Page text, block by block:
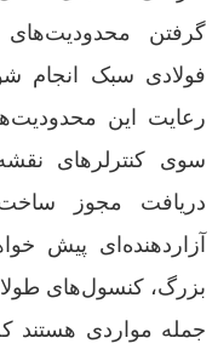
گرفتن
فولادی سبک انجام
رعایت این
سوی کنترلرهای
آزاردهنده‌ای پیش
بزرگ، کنسول‌های
جمله مواردی هستند